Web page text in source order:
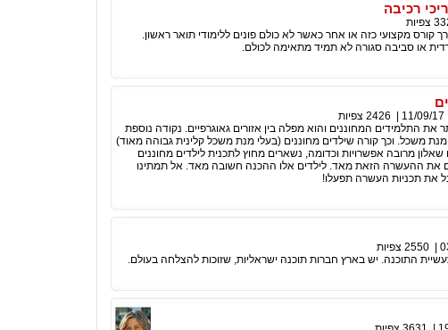
רכיבה
צפיות
קורס מקצועי כזה או אחר כאשר לא כולם פונים ללימודי תואר ראשון.
או סביבה סגורה לא תמיד מתאימה לכולם.
11/09/17
2426 צפיות
התלמידים המחוננים והוא מפלה בין אזורים גאוגרפיים. נקודה נוספת
משכל. וכך קורה שילדים מחוננים (בעלי מנת משכל קלינית גבוהה מאוד)
מרובה אפשרויות וכדומה, נשארים מחוץ לתכנית לילדים מחוננים
את ההעשרה הזאת מאד. לילדים אלו ההכנה חשובה מאד. אל תמתינו
את תכניות העשרה תפעלו!
|
2550 צפיות
התוכנה. יש בארץ חברות תוכנה ישראליות, שזוכות להצלחה בעולם.